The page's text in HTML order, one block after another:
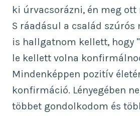
ki úrvacsorázni, én meg
S ráadásul a család szúrós
is hallgatnom kellett, hogy
le kellett volna
Mindenképpen pozitív
konfirmáció. Lényegében
többet gondolkodom és